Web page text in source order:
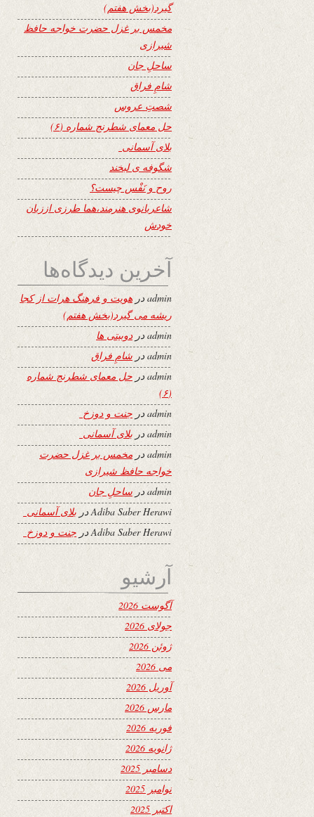
گیرد(بخش هفتم)
مخمس بر غزل حضرت خواجه حافظ
شیرازی
ساحلِ جان
شامِ فراق
شصتِ عروس
حل معمای شطرنج شماره (۶)
بلای آسمانی
شگوفه ى لبخند
روح و نَفْس چیست؟
شاعربانوی هنرمند،هما طرزی اززبان
خودش
آخرین دیدگاه‌ها
adminدر هویت و فرهنگ هرات از کجا
ریشه می گیرد(بخش هفتم)
admin دردوبیتی ها
adminدر شامِ فراق
adminدر حل معمای شطرنج شماره
(۶)
adminدر جنت و دوزخ
adminدر بلای آسمانی
adminدر مخمس بر غزل حضرت
خواجه حافظ شیرازی
adminدر ساحلِ جان
Adiba Saber Herawiدر بلای آسمانی
Adiba Saber Herawiدر جنت و دوزخ
آرشیو
آگوست 2026
جولای 2026
ژوئن 2026
می 2026
آوریل 2026
مارس 2026
فوریه 2026
ژانویه 2026
دسامبر 2025
نوامبر 2025
اکتبر 2025